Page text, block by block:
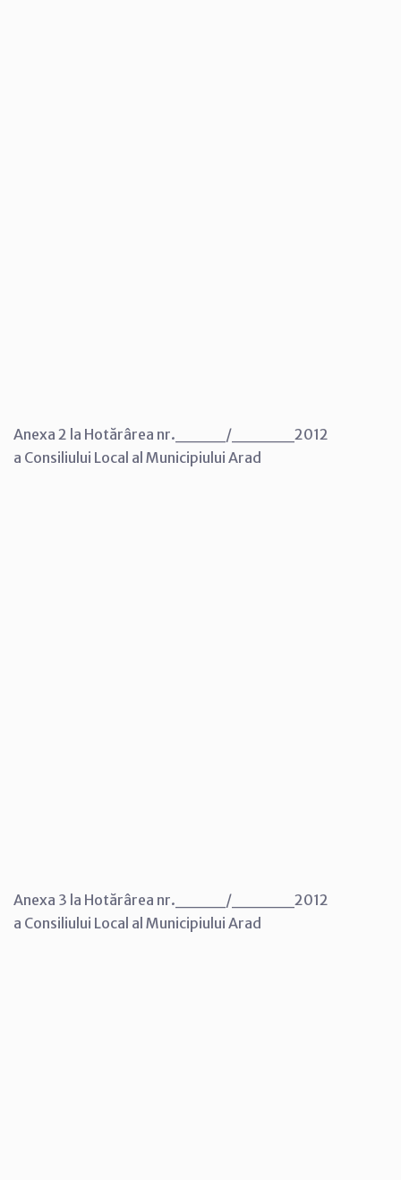
Anexa 2 la Hotărârea nr.____/_____2012
a Consiliului Local al Municipiului Arad
Anexa 3 la Hotărârea nr.____/_____2012
a Consiliului Local al Municipiului Arad